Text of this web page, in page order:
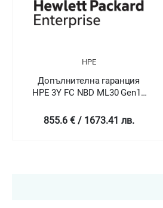
HPE
Допълнителна гаранция
HPE 3Y FC NBD ML30 Gen10
855.6 € / 1673.41 лв.